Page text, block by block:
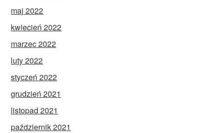
maj 2022
kwiecień 2022
marzec 2022
luty 2022
styczeń 2022
grudzień 2021
listopad 2021
październik 2021